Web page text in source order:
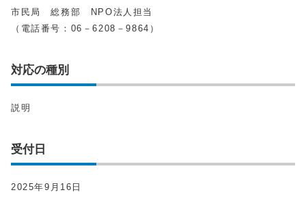
市民局 総務部 NPO法人担当
（電話番号：06－6208－9864）
対応の種別
説明
受付日
2025年9月16日